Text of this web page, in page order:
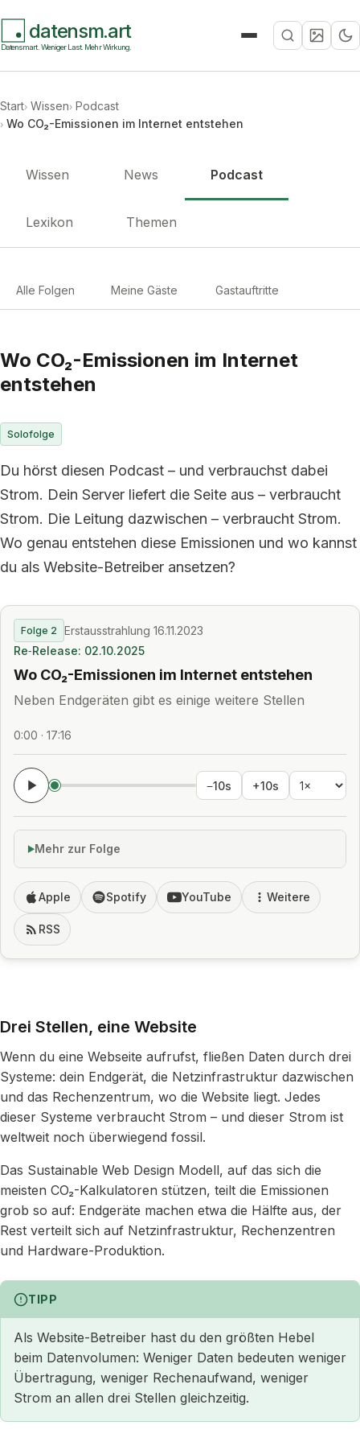
datensm.art
Datensmart. Weniger Last. Mehr Wirkung.
Suche
Start Wissen Podcast
Wo CO₂-Emissionen im Internet entstehen
Wissen News Podcast
Lexikon Themen
Alle Folgen Meine Gäste Gastauftritte
Wo CO₂-Emissionen im Internet
entstehen
Solofolge
Du hörst diesen Podcast – und verbrauchst dabei
Strom. Dein Server liefert die Seite aus – verbraucht
Strom. Die Leitung dazwischen – verbraucht Strom.
Wo genau entstehen diese Emissionen und wo kannst
du als Website-Betreiber ansetzen?
Folge 2
Erstausstrahlung 16.11.2023
Re‑Release: 02.10.2025
Wo CO₂-Emissionen im Internet entstehen
Neben Endgeräten gibt es einige weitere Stellen
0:00 · 17:16
−10s +10s
Mehr zur Folge
Apple Spotify YouTube Weitere
RSS
Drei Stellen, eine Website
Wenn du eine Webseite aufrufst, fließen Daten durch drei
Systeme: dein Endgerät, die Netzinfrastruktur dazwischen
und das Rechenzentrum, wo die Website liegt. Jedes
dieser Systeme verbraucht Strom – und dieser Strom ist
weltweit noch überwiegend fossil.
Das Sustainable Web Design Modell, auf das sich die
meisten CO₂-Kalkulatoren stützen, teilt die Emissionen
grob so auf: Endgeräte machen etwa die Hälfte aus, der
Rest verteilt sich auf Netzinfrastruktur, Rechenzentren
und Hardware-Produktion.
TIPP
Als Website-Betreiber hast du den größten Hebel
beim Datenvolumen: Weniger Daten bedeuten weniger
Übertragung, weniger Rechenaufwand, weniger
Strom an allen drei Stellen gleichzeitig.